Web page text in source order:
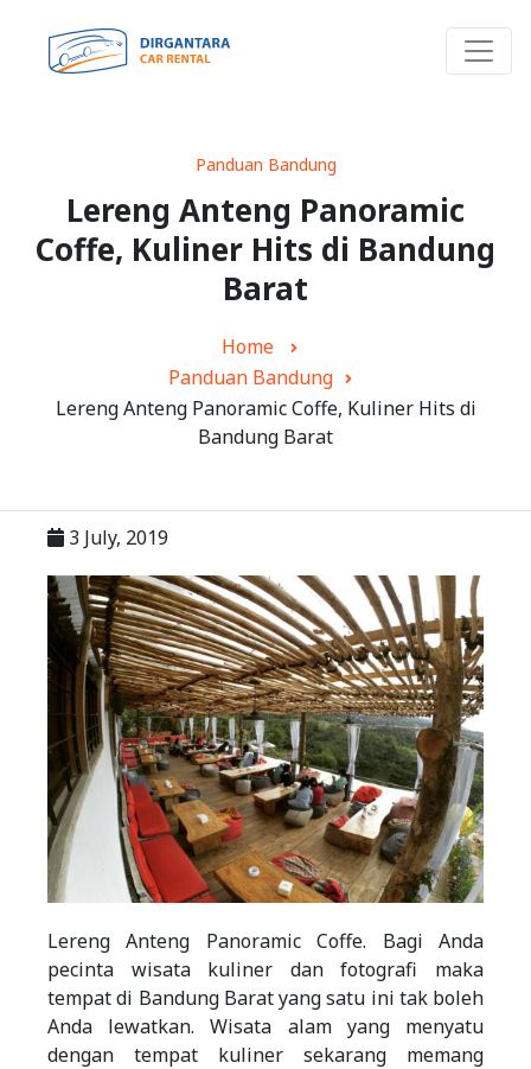
Panduan Bandung
Lereng Anteng Panoramic
Coffe, Kuliner Hits di Bandung
Barat
Home
Panduan Bandung
Lereng Anteng Panoramic Coffe, Kuliner Hits di
Bandung Barat
3 July, 2019
Lereng Anteng Panoramic Coffe. Bagi Anda
pecinta wisata kuliner dan fotografi maka
tempat di Bandung Barat yang satu ini tak boleh
Anda lewatkan. Wisata alam yang menyatu
dengan tempat kuliner sekarang memang